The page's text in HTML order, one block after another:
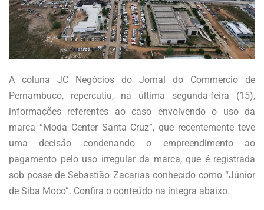
A coluna JC Negócios do Jornal do Commercio de
Pernambuco, repercutiu, na última segunda-feira (15),
informações referentes ao caso envolvendo o uso da
marca “Moda Center Santa Cruz”, que recentemente teve
uma decisão condenando o empreendimento ao
pagamento pelo uso irregular da marca, que é registrada
sob posse de Sebastião Zacarias conhecido como “Júnior
de Siba Moco”. Confira o conteúdo na íntegra abaixo.